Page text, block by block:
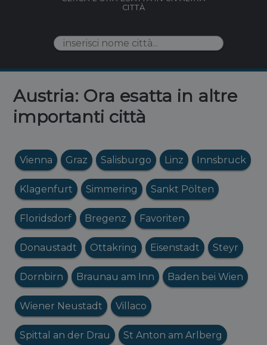
CITTÀ
Austria: Ora esatta in altre
importanti città
Vienna Graz Salisburgo Linz Innsbruck
Klagenfurt Simmering Sankt Pölten
Floridsdorf Bregenz Favoriten
Donaustadt Ottakring Eisenstadt Steyr
Dornbirn Braunau am Inn Baden bei Wien
Wiener Neustadt Villaco
Spittal an der Drau St Anton am Arlberg